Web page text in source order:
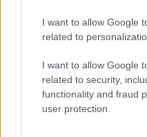
I want to allow Google
related to
I want to allow Google
related to security,
functionality and fraud
user protection.
al alza. Como es habitual,
que regresen de una lesión
Por el contrario, los
la titularidad o sufran
bajando. Un ejemplo claro